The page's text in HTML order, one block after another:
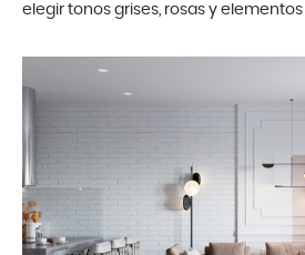
elegir tonos grises, rosas y